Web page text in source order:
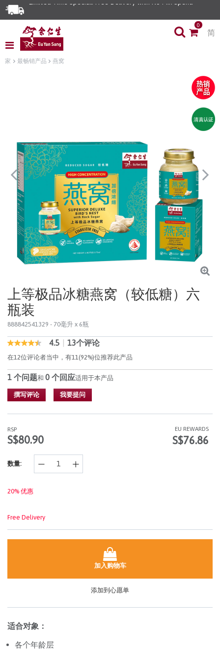
0
简
家 最畅销产品 燕窝
上等极品冰糖燕窝（较低糖）六
瓶装
888842541329 - 70毫升 x 6瓶
5 out of 5 Customer Rating
4.5
out
of
5
stars,
rating
value.
Reviews.
同
样
面
4.5 13个评论
在12位评论者当中，有11(92%)位推荐此产品
1 个问题和 0 个回应适用于本产品
撰写评论 我要提问
RSP
S$80.90
EU REWARDS
S$76.86
数量:
20% 优惠
Free Delivery
加入购物车
添加到心愿单
适合对象：
各个年龄层